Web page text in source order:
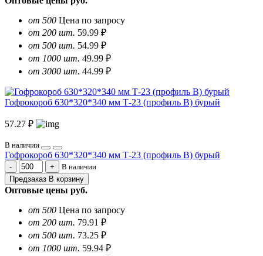
от 500 Цена по запросу
от 200 шт. 59.99 ₽
от 500 шт. 54.99 ₽
от 1000 шт. 49.99 ₽
от 3000 шт. 44.99 ₽
Гофрокороб 630*320*340 мм Т-23 (профиль B) бурый
57.27 ₽
В наличии
Гофрокороб 630*320*340 мм Т-23 (профиль B) бурый
В наличии
Предзаказ В корзину
Оптовые цены руб.
от 500 Цена по запросу
от 200 шт. 79.91 ₽
от 500 шт. 73.25 ₽
от 1000 шт. 59.94 ₽